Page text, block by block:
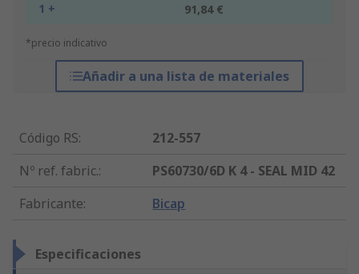
1 + 91,84 €
*precio indicativo
Añadir a una lista de materiales
Código RS:
212-557
Nº ref. fabric.:
PS60730/6D K 4 - SEAL MID 42
Fabricante: Bicap
Especificaciones